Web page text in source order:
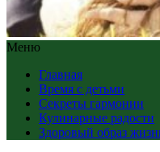
Меню
Главная
Время с детьми
Секреты гармонии
Кулинарные радости
Здоровый образ